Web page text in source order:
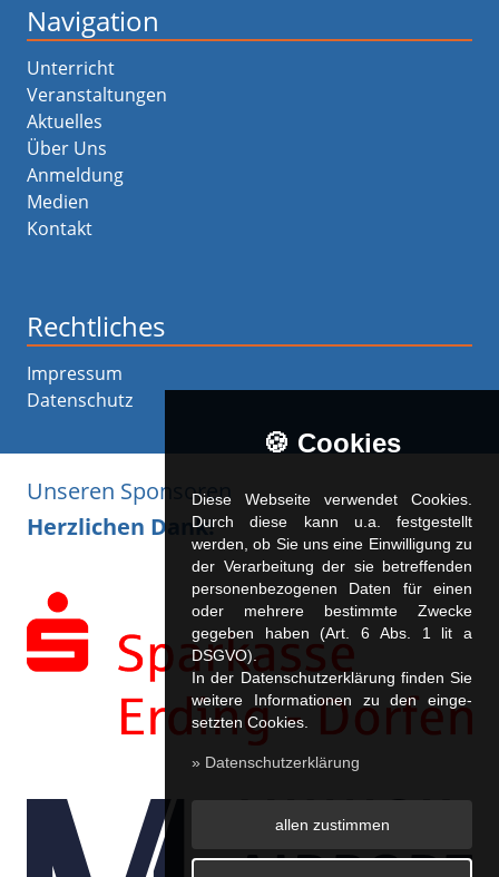
Navigation
Unterricht
Veranstaltungen
Aktuelles
Über Uns
Anmeldung
Medien
Kontakt
Rechtliches
Impressum
Datenschutz
Unseren Sponsoren
Herzlichen Dank!
🍪 Cookies
Diese Webseite verwendet Cookies.
Durch diese kann u.a. fest­ge­stellt
werden, ob Sie uns eine Einwilligung zu
der Verarbeitung der sie betreffenden
personenbezogenen Daten für einen
oder mehrere bestimmte Zwecke
gegeben haben (Art. 6 Abs. 1 lit a
DSGVO).
In der Datenschutzerklärung finden Sie
weitere Informationen zu den ein­ge­
setz­ten Cookies.
» Datenschutzerklärung
allen zustimmen